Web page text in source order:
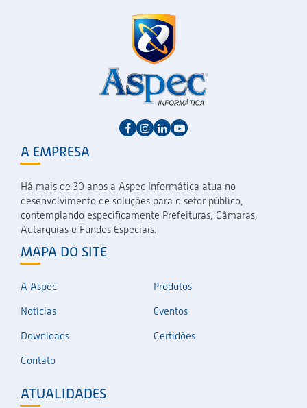
A EMPRESA
Há mais de 30 anos a Aspec Informática atua no
desenvolvimento de soluções para o setor público,
contemplando especificamente Prefeituras, Câmaras,
Autarquias e Fundos Especiais.
MAPA DO SITE
A Aspec
Produtos
Notícias
Eventos
Downloads
Certidões
Contato
ATUALIDADES